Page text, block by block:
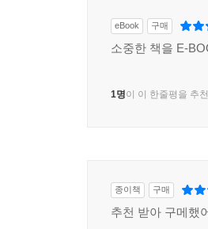
--- p.136
나는 몇 군데나 그것
조금씩, 날이 밝아온
eBook 구매
소중한 책을 E-
1명이 이 한줄평을 추
종이책 구매
추천 받아 구메했